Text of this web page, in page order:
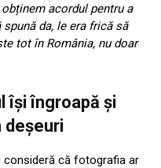
acordul pentru a
da, le era frică să
tot în România, nu doar
își îngroapă și
consideră că fotografia ar